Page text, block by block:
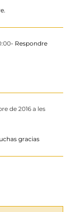
- Respondre
de 2016 a les
gracias